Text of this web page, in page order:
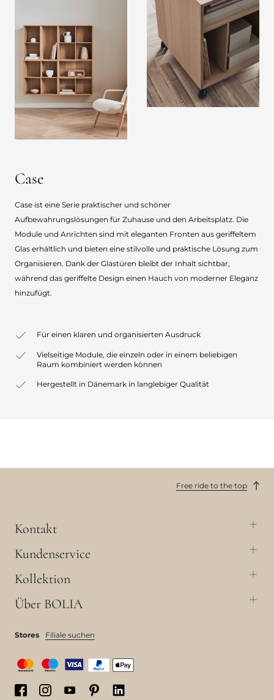
Case
Case ist eine Serie praktischer und schöner
Aufbewahrungslösungen für Zuhause und den Arbeitsplatz. Die
Module und Anrichten sind mit eleganten Fronten aus geriffeltem
Glas erhältlich und bieten eine stilvolle und praktische Lösung zum
Organisieren. Dank der Glastüren bleibt der Inhalt sichtbar,
während das geriffelte Design einen Hauch von moderner Eleganz
hinzufügt.
Für einen klaren und organisierten Ausdruck
Vielseitige Module, die einzeln oder in einem beliebigen
Raum kombiniert werden können
Hergestellt in Dänemark in langlebiger Qualität
Free ride to the top
Kontakt
Kundenservice
Kollektion
Über BOLIA
Stores Filiale suchen